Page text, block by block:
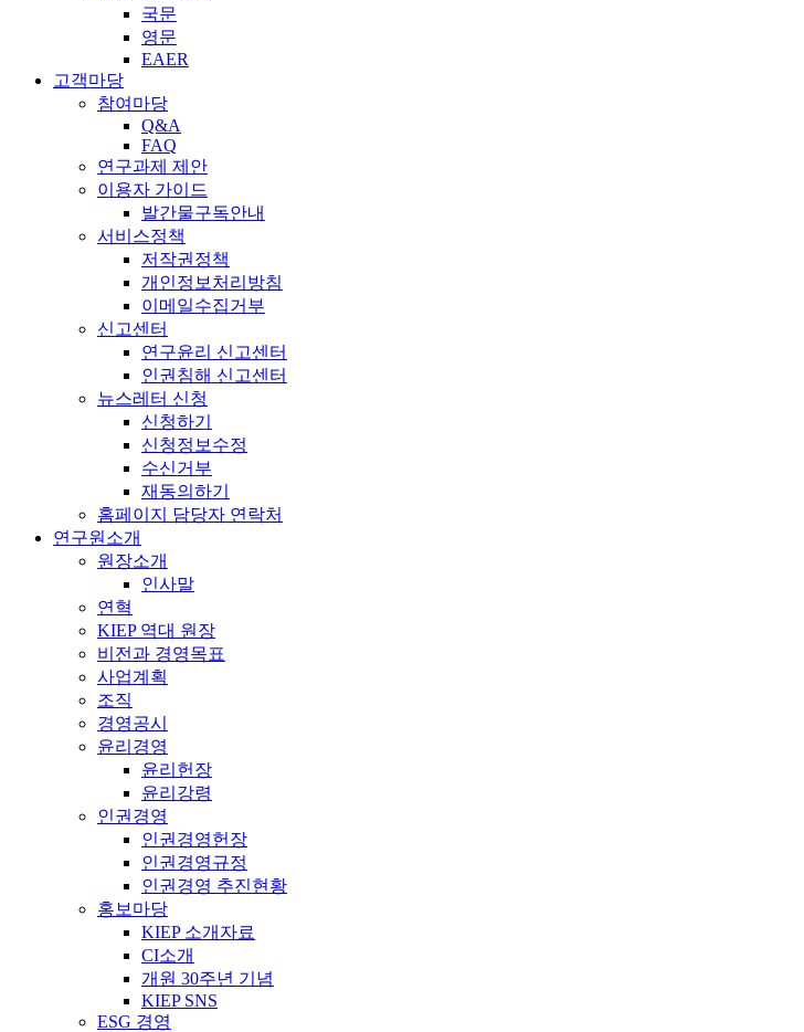
국문
영문
EAER
고객마당
참여마당
Q&A
FAQ
연구과제 제안
이용자 가이드
발간물구독안내
서비스정책
저작권정책
개인정보처리방침
이메일수집거부
신고센터
연구윤리 신고센터
인권침해 신고센터
뉴스레터 신청
신청하기
신청정보수정
수신거부
재동의하기
홈페이지 담당자 연락처
연구원소개
원장소개
인사말
연혁
KIEP 역대 원장
비전과 경영목표
사업계획
조직
경영공시
윤리경영
윤리헌장
윤리강령
인권경영
인권경영헌장
인권경영규정
인권경영 추진현황
홍보마당
KIEP 소개자료
CI소개
개원 30주년 기념
KIEP SNS
ESG 경영